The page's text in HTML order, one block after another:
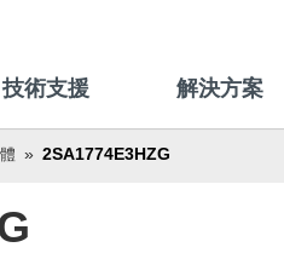
技術支援 解決方案
2SA1774E3HZG